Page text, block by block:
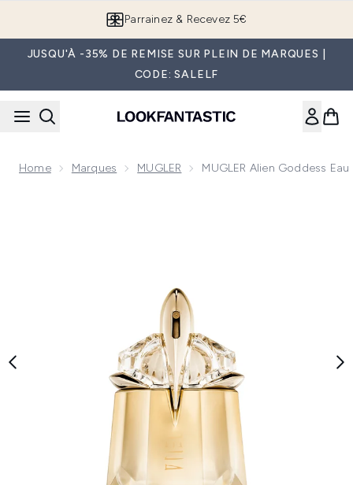
Parrainez & Recevez 5€
JUSQU'À -35% DE REMISE SUR PLEIN DE MARQUES |
CODE: SALELF
Home Marques MUGLER MUGLER Alien Goddess